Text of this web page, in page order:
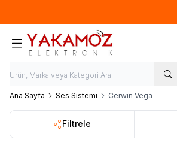
Ana Sayfa Ses Sistemi Cerwin Vega
Filtrele